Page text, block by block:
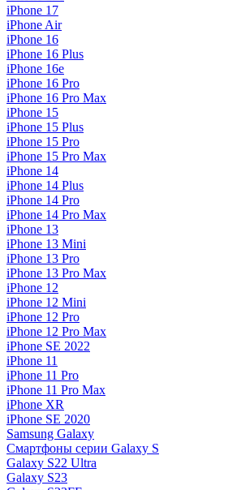
iPhone 17
iPhone Air
iPhone 16
iPhone 16 Plus
iPhone 16e
iPhone 16 Pro
iPhone 16 Pro Max
iPhone 15
iPhone 15 Plus
iPhone 15 Pro
iPhone 15 Pro Max
iPhone 14
iPhone 14 Plus
iPhone 14 Pro
iPhone 14 Pro Max
iPhone 13
iPhone 13 Mini
iPhone 13 Pro
iPhone 13 Pro Max
iPhone 12
iPhone 12 Mini
iPhone 12 Pro
iPhone 12 Pro Max
iPhone SE 2022
iPhone 11
iPhone 11 Pro
iPhone 11 Pro Max
iPhone XR
iPhone SE 2020
Samsung Galaxy
Смартфоны серии Galaxy S
Galaxy S22 Ultra
Galaxy S23